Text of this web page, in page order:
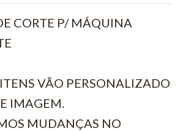
CORTE P/ MÁQUINA
VÃO PERSONALIZADO
IMAGEM.
MUDANÇAS NO